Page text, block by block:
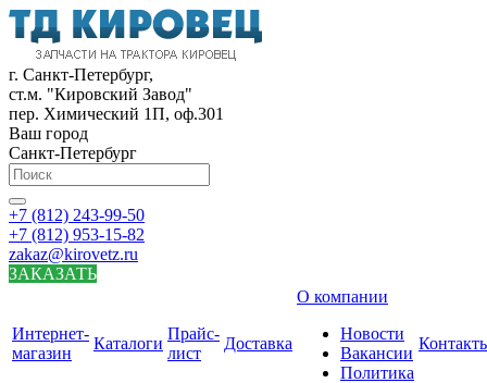
г. Санкт-Петербург,
ст.м. "Кировский Завод"
пер. Химический 1П, оф.301
Ваш город
Санкт-Петербург
+7 (812) 243-99-50
+7 (812) 953-15-82
zakaz@kirovetz.ru
ЗАКАЗАТЬ
Интернет-
магазин
Каталоги
Прайс-
лист
Доставка
О компании
Новости
Вакансии
Политика